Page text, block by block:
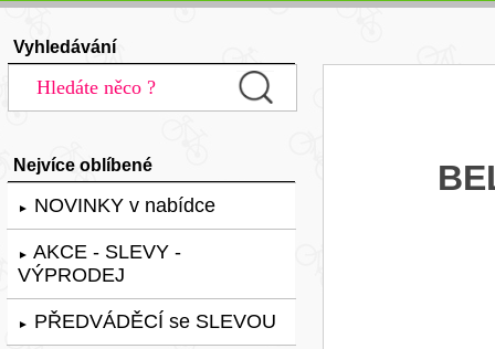
Vyhledávání
Nejvíce oblíbené
► NOVINKY v nabídce
► AKCE - SLEVY -
VÝPRODEJ
► PŘEDVÁDĚCÍ se SLEVOU